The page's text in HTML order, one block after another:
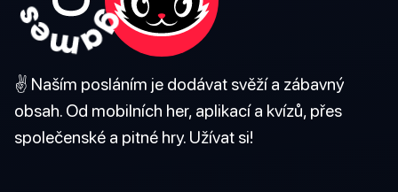
✌️ Naším posláním je dodávat svěží a zábavný
obsah. Od mobilních her, aplikací a kvízů, přes
společenské a pitné hry. Užívat si!